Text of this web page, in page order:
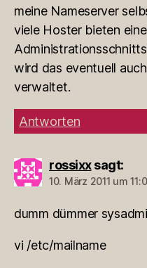
meine Nameserver
viele Hoster bieten
wird das eventuell
verwaltet.
Antworten
rossixx sagt:
10. März 2011 um
dumm dümmer
vi /etc/mailname